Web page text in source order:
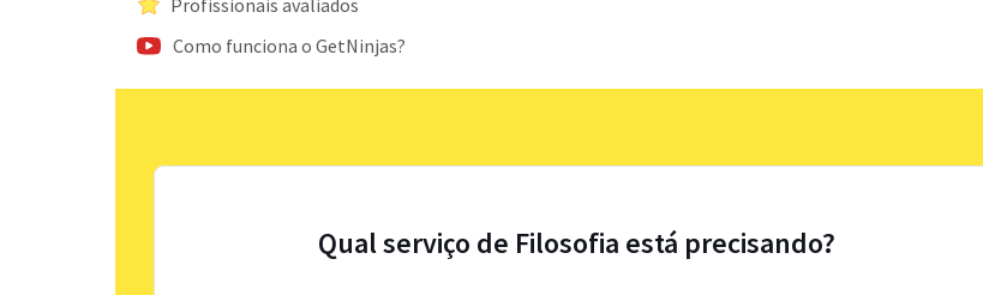
Profissionais avaliados
Como funciona o GetNinjas?
Qual serviço de Filosofia está precisando?